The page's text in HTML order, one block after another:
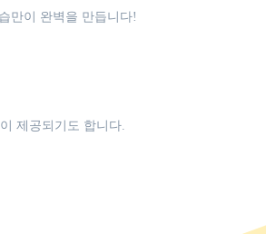
만이 완벽을 만듭니다!
제공되기도 합니다.